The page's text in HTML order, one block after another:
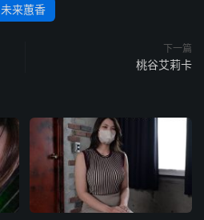
未来蕙香
下一篇
桃谷艾莉卡